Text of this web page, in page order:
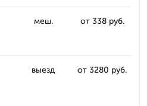
меш. от 338 руб.
выезд от 3280 руб.